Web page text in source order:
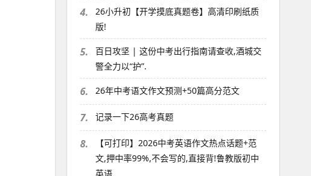
4.
26小升初【开学摸底真题卷】高清印刷纸质
版!
5.
百日攻坚 | 这份中考出行指南请查收,酒城交
警全力以“护”.
6. 26年中考语文作文预测+50篇高分范文
7. 记录一下26高考真题
8.
【可打印】2026中考英语作文热点话题+范
文,押中率99%,不会写的,直接背!鲁教版初中
英语